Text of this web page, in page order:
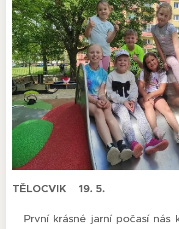
TĚLOCVIK 19. 5.
První krásné jarní počasí nás